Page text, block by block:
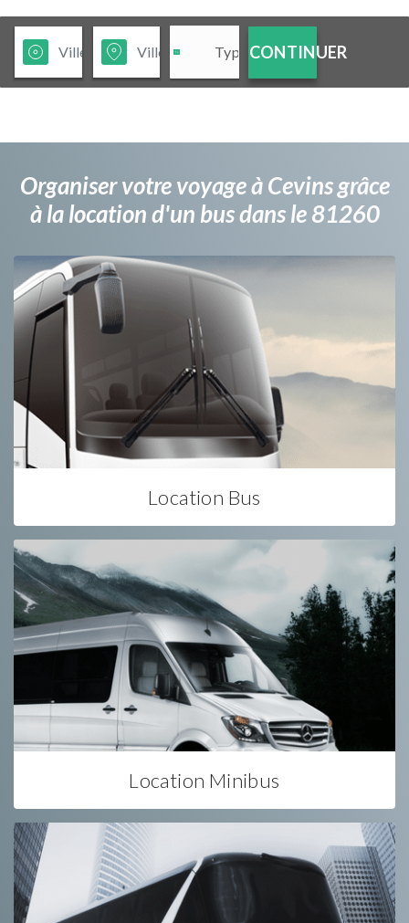
CONTINUER
Organiser votre voyage à Cevins grâce
à la location d'un bus dans le 81260
Location Bus
Location Minibus